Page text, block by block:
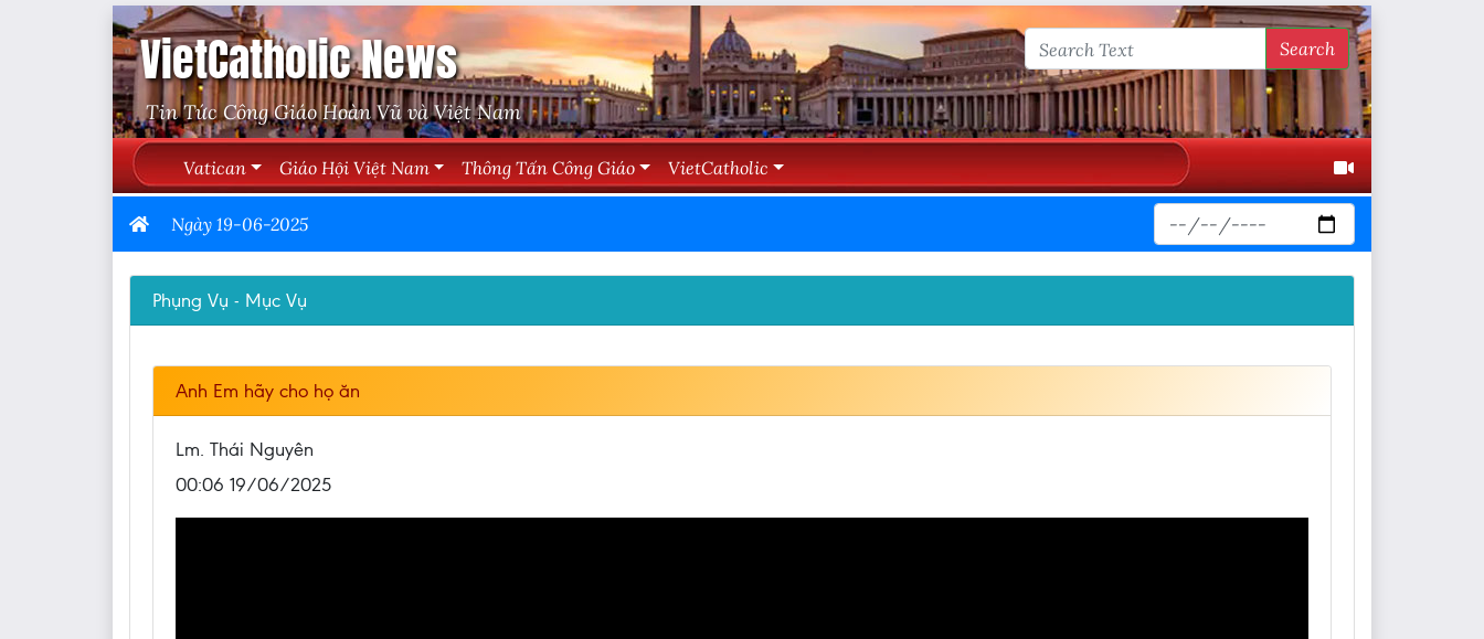
VietCatholic News
Tin Tức Công Giáo Hoàn Vũ và Việt Nam
Search
Vatican Giáo Hội Việt Nam Thông Tấn Công Giáo VietCatholic
Ngày 19-06-2025
Phụng Vụ - Mục Vụ
Anh Em hãy cho họ ăn
Lm. Thái Nguyên
00:06 19/06/2025